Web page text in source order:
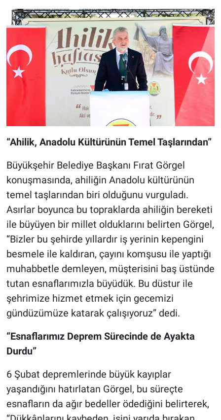
“Ahilik, Anadolu Kültürünün Temel Taşlarından”
Büyükşehir Belediye Başkanı Fırat Görgel
konuşmasında, ahiliğin Anadolu kültürünün
temel taşlarından biri olduğunu vurguladı.
Asırlar boyunca bu topraklarda ahiliğin bereketi
ile büyüyen bir millet olduklarını belirten Görgel,
“Bizler bu şehirde yıllardır iş yerinin kepengini
besmele ile kaldıran, çayını komşusu ile yaptığı
muhabbetle demleyen, müşterisini baş üstünde
tutan esnaflarımızla büyüdük. Bu düstur ile
şehrimize hizmet etmek için gecemizi
gündüzümüze katarak çalışıyoruz” dedi.
“Esnaflarımız Deprem Sürecinde de Ayakta
Durdu”
6 Şubat depremlerinde büyük kayıplar
yaşandığını hatırlatan Görgel, bu süreçte
esnafların da ağır bedeller ödediğini belirterek,